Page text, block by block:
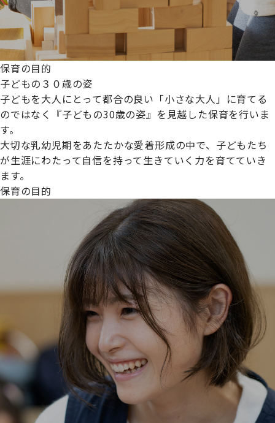
プライムスターほいくえんグループは女性が安心して働き
続けられる環境づくりに取り組んでおり、厚生労働省の
【えるぼし認定(☆☆)】
保育の目的
子どもの３０歳の姿
子どもを大人にとって都合の良い「小さな大人」に育てる
のではなく『子どもの30歳の姿』を見越した保育を行いま
す。
大切な乳幼児期をあたたかな愛着形成の中で、子どもたち
が生涯にわたって自信を持って生きていく力を育てていき
ます。
保育の目的